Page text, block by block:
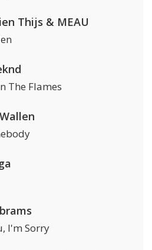
Thijs & MEAU
The Flames
I'm Sorry